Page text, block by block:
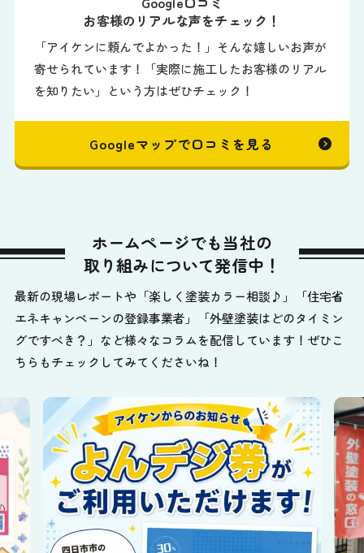
お客様のリアルな声をチェック！
「アイケンに頼んでよかった！」そんな嬉しいお声が
寄せられています！「実際に施工したお客様のリアル
を知りたい」という方はぜひチェック！
Googleマップで口コミを見る
ホームページでも当社の
取り組みについて発信中！
最新の現場レポートや「楽しく塗装カラー相談♪」「住宅省
エネキャンペーンの登録事業者」「外壁塗装はどのタイミン
グですべき？」など様々なコラムを配信しています！ぜひこ
ちらもチェックしてみてくださいね！